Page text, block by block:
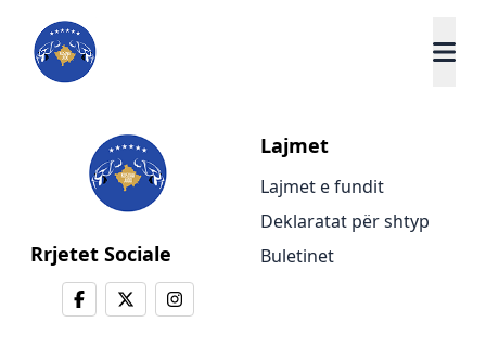
Rrjetet Sociale
Lajmet
Lajmet e fundit
Deklaratat për shtyp
Buletinet